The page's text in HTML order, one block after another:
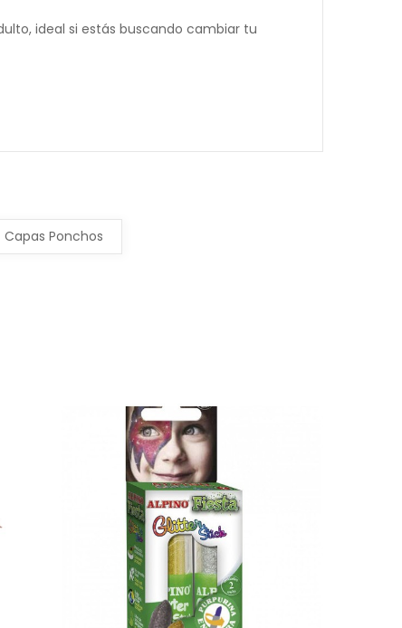
ideal si estás buscando cambiar tu
Capas Ponchos